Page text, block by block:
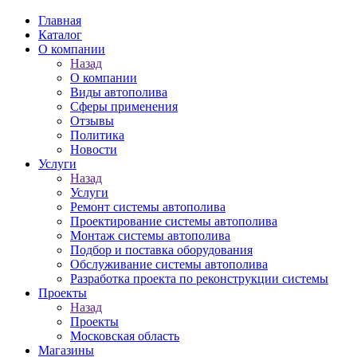
Главная
Каталог
О компании
Назад
О компании
Виды автополива
Сферы применения
Отзывы
Политика
Новости
Услуги
Назад
Услуги
Ремонт системы автополива
Проектирование системы автополива
Монтаж системы автополива
Подбор и поставка оборудования
Обслуживание системы автополива
Разработка проекта по реконструкции системы
Проекты
Назад
Проекты
Московская область
Магазины